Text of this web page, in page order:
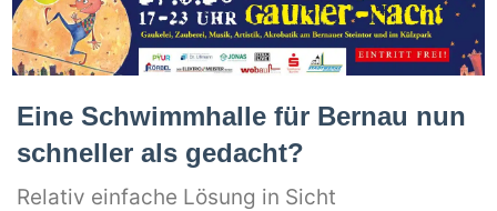
Eine Schwimmhalle für Bernau nun
schneller als gedacht?
Relativ einfache Lösung in Sicht